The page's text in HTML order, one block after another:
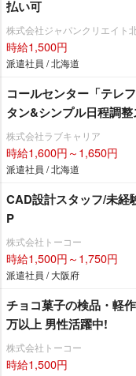
払い可
株式会社ジャパンクリエイト
時給1,500円
派遣社員 / 北海道
コールセンター「テレ
タン&シンプル日程調
株式会社ラブキャリア
時給1,600円～1,650円
派遣社員 / 北海道
CAD設計スタッフ/未経
P
株式会社トーコー
時給1,500円～1,750円
派遣社員 / 大阪府
チョコ菓子の検品・軽
万以上 男性活躍中!
株式会社トーコー
時給1,500円